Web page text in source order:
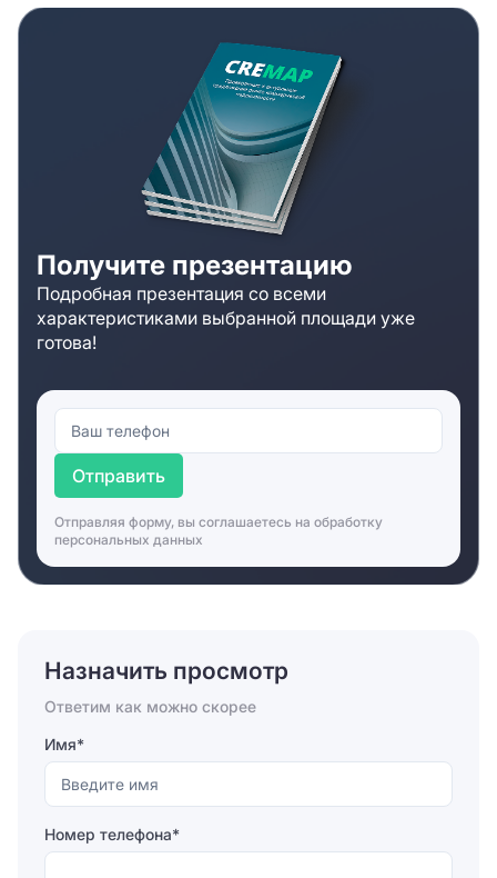
Получите презентацию
Подробная презентация со всеми
характеристиками выбранной площади уже
готова!
Отправить
Отправляя форму, вы соглашаетесь на обработку
персональных данных
Назначить просмотр
Ответим как можно скорее
Имя*
Номер телефона*